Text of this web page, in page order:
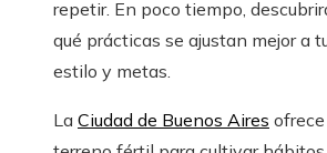
repetir. En poco tiempo,
qué prácticas se ajustan mejor a
estilo y metas.
La Ciudad de Buenos Aires